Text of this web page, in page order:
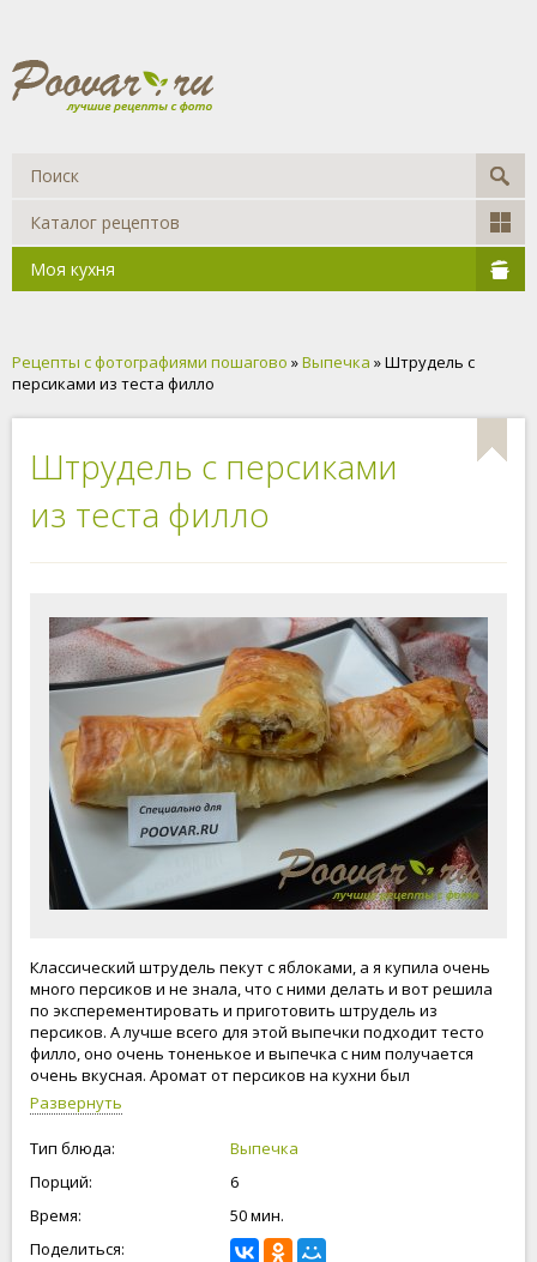
Каталог рецептов
Моя кухня
Рецепты с фотографиями пошагово »Выпечка » Штрудель с
персиками из теста филло
Штрудель с персиками
из теста филло
Классический штрудель пекут с яблоками, а я купила очень
много персиков и не знала, что с ними делать и вот решила
по эксперементировать и приготовить штрудель из
персиков. А лучше всего для этой выпечки подходит тесто
филло, оно очень тоненькое и выпечка с ним получается
очень вкусная. Аромат от персиков на кухни был
потрясающий. Первый рулет разрезали, когда он был еще
теплый, не удержались. Очень вкусный, рекомендую.
Развернуть
Тип блюда:
Выпечка
Порций:
6
Время:
50 мин.
Поделиться: